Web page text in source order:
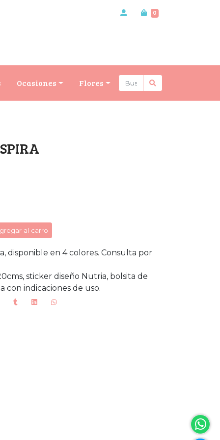
0
Ocasiones Flores
al carro
disponible en 4 colores. Consulta por
sticker diseño Nutria, bolsita de
con indicaciones de uso.